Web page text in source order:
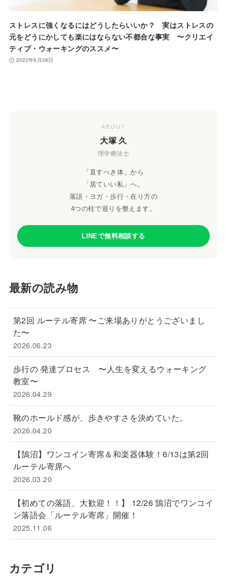
ストレスに強くなるにはどうしたらいいか？ 実はストレスの
元をどうにかしても楽にはならない不都合な事実 〜クリエイ
ティブ・ウォーキングのススメ〜
2022年6月28日
ABOUT
大塚 久
理学療法士
「直すべき体」から
「居ていい私」へ。
落語・ヨガ・歩行・在り方の
4つの柱で巡りを整えます。
LINEで無料相談する
最新の読み物
第2回 ルーテル寄席 〜ご来場ありがとうございまし
た〜
2026.06.23
歩行の 発達プロセス 〜人生を変えるウォーキング
教室〜
2026.04.29
靴のホールド感が、歩きやすさを決めていた。
2026.04.20
【鵠沼】ワンコイン寄席＆和楽器体験！6/13は第2回
ルーテル寄席へ
2026.03.20
【初めての落語、大歓迎！！】 12/26 鵠沼でワンコイ
ン落語会「ルーテル寄席」開催！
2025.11.06
カテゴリ